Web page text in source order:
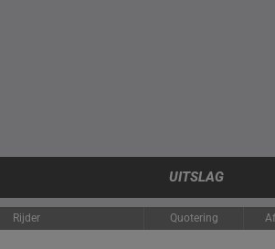
UITSLAG
Rijder Quotering